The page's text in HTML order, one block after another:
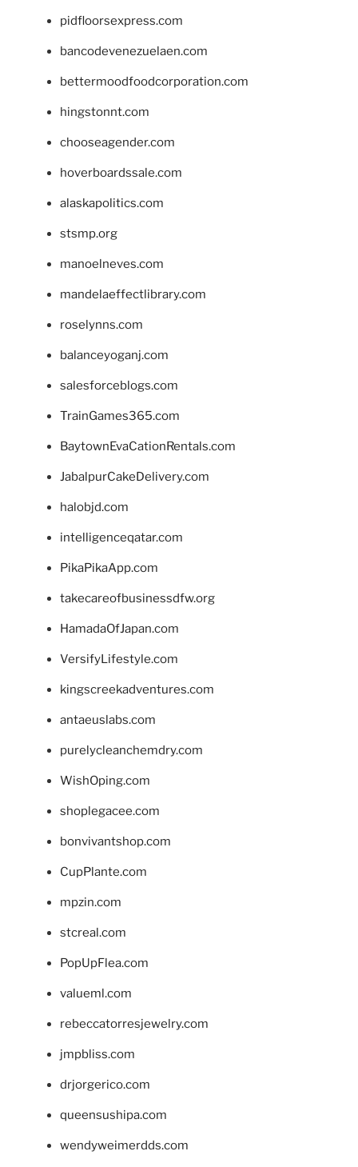
pidfloorsexpress.com
bancodevenezuelaen.com
bettermoodfoodcorporation.com
hingstonnt.com
chooseagender.com
hoverboardssale.com
alaskapolitics.com
stsmp.org
manoelneves.com
mandelaeffectlibrary.com
roselynns.com
balanceyoganj.com
salesforceblogs.com
TrainGames365.com
BaytownEvaCationRentals.com
JabalpurCakeDelivery.com
halobjd.com
intelligenceqatar.com
PikaPikaApp.com
takecareofbusinessdfw.org
HamadaOfJapan.com
VersifyLifestyle.com
kingscreekadventures.com
antaeuslabs.com
purelycleanchemdry.com
WishOping.com
shoplegacee.com
bonvivantshop.com
CupPlante.com
mpzin.com
stcreal.com
PopUpFlea.com
valueml.com
rebeccatorresjewelry.com
jmpbliss.com
drjorgerico.com
queensushipa.com
wendyweimerdds.com